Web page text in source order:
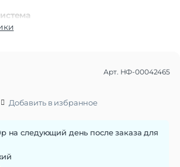
SSD M.2
1920×1200
Арт. НФ-00042465
Добавить в избранное
на следующий день после заказа для